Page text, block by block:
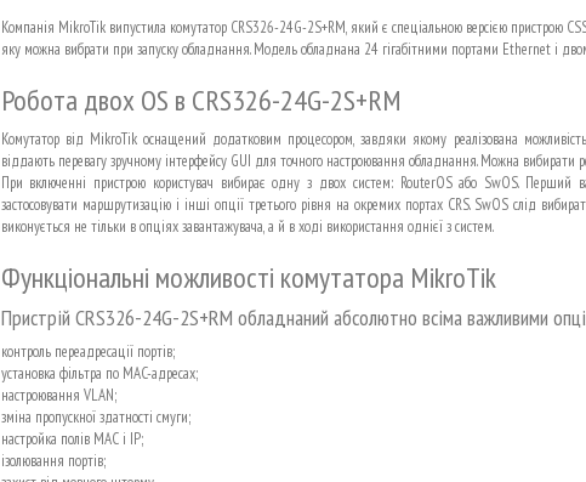
Компанія MikroTik випустила комутатор CRS326-24G-2S+RM, який є спеціальною версією пристрою
яку можна вибрати при запуску обладнання. Модель обладнана 24 гігабітними портами Ethernet і
Робота двох OS в CRS326-24G-2S+RM
Комутатор від MikroTik оснащений додатковим процесором, завдяки якому реалізована
віддають перевагу зручному інтерфейсу GUI для точного настроювання обладнання. Можна вибирати
При включенні пристрою користувач вибирає одну з двох систем: RouterOS або SwOS.
застосовувати маршрутизацію і інші опції третього рівня на окремих портах CRS. SwOS слід
виконується не тільки в опціях завантажувача, а й в ході використання однієї з систем.
Функціональні можливості комутатора MikroTik
Пристрій CRS326-24G-2S+RM обладнаний абсолютно всіма важливими
контроль переадресації портів;
установка фільтра по MAC-адресах;
настроювання VLAN;
зміна пропускної здатності смуги;
настройка полів MAC і IP;
ізолювання портів;